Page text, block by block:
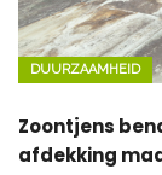
DUURZAAMHEID
Zoontjens
afdekking